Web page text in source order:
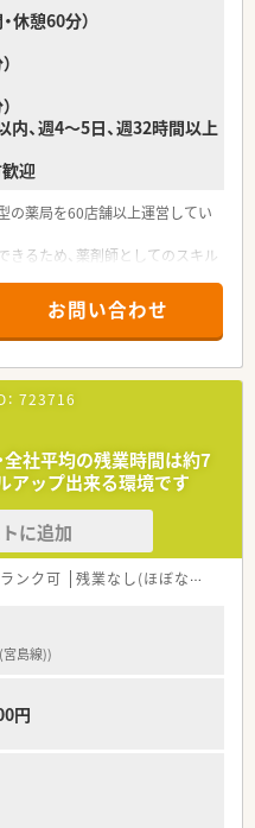
休憩60分）
、週4～5日、週32時間以上
迎
薬局を60店舗以上運営してい
るため、薬剤師としてのスキル
り組みをしている法人です。
がございます。
有給消化率に関しても年間平均
ざいますので仕事とプライベー
です。
度となります。店舗によって
は異なるケースがございますが
業軽減にも力を入れている法人
育休制度、時短制度も取り入
を入れています。散薬調剤ロボ
ステム「PROOFIT」の導入も推
。
お問い合わせ
723716
全社平均の残業時間は約7
アップ出来る環境です
に追加
ンク可 残業なし(ほぼなし含む)
島線))
円